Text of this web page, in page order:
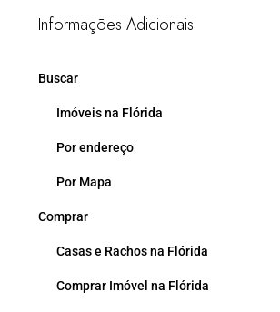
Informações Adicionais
Buscar
Imóveis na Flórida
Por endereço
Por Mapa
Comprar
Casas e Rachos na Flórida
Comprar Imóvel na Flórida